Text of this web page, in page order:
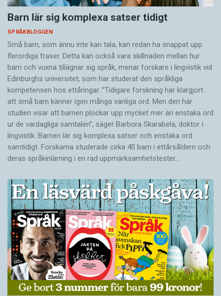
Barn lär sig komplexa satser tidigt
SPRÅKBLOGGEN
Små barn, som ännu inte kan tala, kan redan ha snappat upp
flerordiga fraser. Detta kan också vara skillnaden mellan hur
barn och vuxna tillägnar sig språk, menar forskare i lingvistik vid
Edinburghs universitet, som har studerat den språkliga
kompetensen hos ettåringar. ”Tidigare forskning har klargjort
att små barn känner igen många vanliga ord. Men den här
studien visar att barnen plockar upp mycket mer än enstaka ord
ur de vardagliga samtalen”, säger Barbora Skarabela, doktor i
lingvistik. Barnen lär sig komplexa satser och enstaka ord
samtidigt. Forskarna studerade cirka 40 barn i ettårsåldern och
deras språkinlärning i en rad uppmärksamhetstester.…